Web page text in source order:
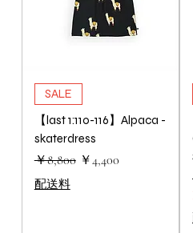
SALE
【last 1:110-116】Alpaca -
skaterdress
通常価格
￥8,800 セール価格
￥4,400
配送料